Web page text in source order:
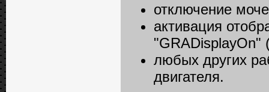
отключение
активация
"GRADisplayOn"
любых других
двигателя.